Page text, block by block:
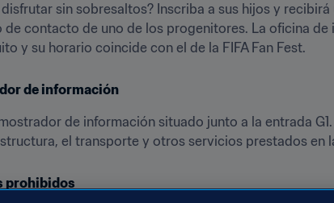
disfrutar sin sobresaltos? Inscriba a sus hijos y
de contacto de uno de los progenitores. La oficina
y su horario coincide con el de la FIFA Fan Fest.
de información
de información situado junto a la entrada
el transporte y otros servicios prestados en
prohibidos